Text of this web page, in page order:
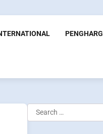
Search
for: